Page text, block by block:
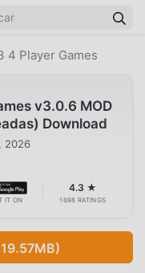
4 Player Games
v3.0.6 MOD
Download
2026
IT ON
4.3 ★
1698 RATINGS